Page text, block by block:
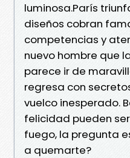
luminosa.París
diseños cobran
competencias y
nuevo hombre que
parece ir de
regresa con
vuelco inesperado.
felicidad pueden
fuego, la pregunta
a quemarte?